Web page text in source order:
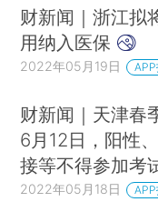
财新闻｜浙江拟
用纳入医保
2022年05月19日
财新闻｜天津春
6月12日，阳性
接等不得参加考
2022年05月18日